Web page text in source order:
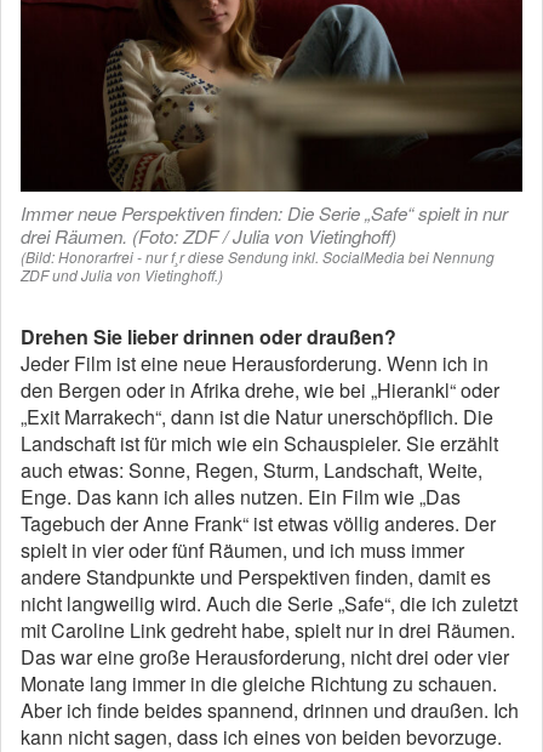
Immer neue Perspektiven finden: Die Serie „Safe“ spielt in nur
drei Räumen. (Foto: ZDF / Julia von Vietinghoff)
(Bild: Honorarfrei - nur f¸r diese Sendung inkl. SocialMedia bei Nennung
ZDF und Julia von Vietinghoff.)
Drehen Sie lieber drinnen oder draußen?
Jeder Film ist eine neue Herausforderung. Wenn ich in
den Bergen oder in Afrika drehe, wie bei „Hierankl“ oder
„Exit Marrakech“, dann ist die Natur unerschöpflich. Die
Landschaft ist für mich wie ein Schauspieler. Sie erzählt
auch etwas: Sonne, Regen, Sturm, Landschaft, Weite,
Enge. Das kann ich alles nutzen. Ein Film wie „Das
Tagebuch der Anne Frank“ ist etwas völlig anderes. Der
spielt in vier oder fünf Räumen, und ich muss immer
andere Standpunkte und Perspektiven finden, damit es
nicht langweilig wird. Auch die Serie „Safe“, die ich zuletzt
mit Caroline Link gedreht habe, spielt nur in drei Räumen.
Das war eine große Herausforderung, nicht drei oder vier
Monate lang immer in die gleiche Richtung zu schauen.
Aber ich finde beides spannend, drinnen und draußen. Ich
kann nicht sagen, dass ich eines von beiden bevorzuge.